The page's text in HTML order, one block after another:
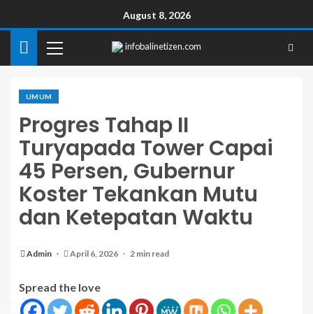
August 8, 2026
infobalinetizen.com
UMUM
Progres Tahap II
Turyapada Tower Capai
45 Persen, Gubernur
Koster Tekankan Mutu
dan Ketepatan Waktu
Admin April 6, 2026 2 min read
Spread the love